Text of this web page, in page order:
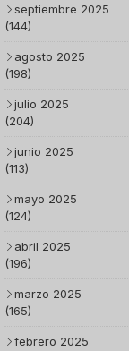
septiembre 2025
(144)
agosto 2025
(198)
julio 2025
(204)
junio 2025
(113)
mayo 2025
(124)
abril 2025
(196)
marzo 2025
(165)
febrero 2025